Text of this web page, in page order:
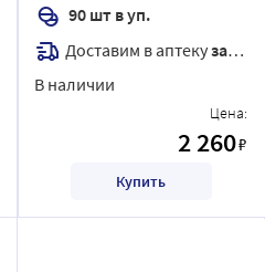
90 шт в уп.
Доставим в аптекузавтра
В наличии
Цена:
2 260₽
Купить